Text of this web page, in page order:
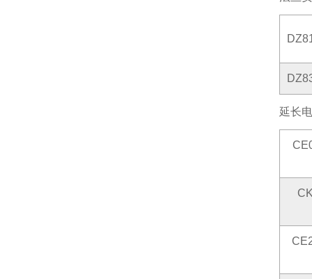
延长